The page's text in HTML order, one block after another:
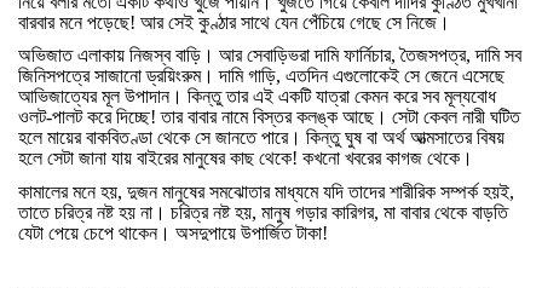
বারবার মনে পড়েছে! আর সেই কুণ্ঠার সাথে যেন পেঁচিয়ে গেছে সে নিজে।
অভিজাত এলাকায় নিজস্ব বাড়ি। আর সেবাড়িভরা দামি ফার্নিচার,তৈজসপত্র,দামি সব
জিনিসপত্রে সাজানো ড্রয়িংরুম। দামি গাড়ি, এতদিন এগুলোকেই সে জেনে এসেছে
আভিজাত্যের মূল উপাদান। কিন্তু তার এই একটি যাত্রা কেমন করে সব মূল্যবোধ
ওলট-পালট করে দিচ্ছে!তার বাবার নামে বিস্তর কলঙ্ক আছে। সেটা কেবল নারী ঘটিত
হলে মায়ের বাকবিতণ্ডা থেকে সে জানতে পারে। কিন্তু ঘুষ বা অর্থ আত্মসাতের বিষয়
হলে সেটা জানা যায় বাইরের মানুষের কাছ থেকে! কখনো খবরের কাগজ থেকে।
কামালের মনে হয়, দুজন মানুষের সমঝোতার মাধ্যমে যদি তাদের শারীরিক সম্পর্ক হয়ই,
তাতে চরিত্র নষ্ট হয় না। চরিত্র নষ্ট হয়, মানুষ গড়ার কারিগর, মা বাবার থেকে বাড়তি
যেটা পেয়ে চেপে থাকেন। অসদুপায়ে উপার্জিত টাকা!